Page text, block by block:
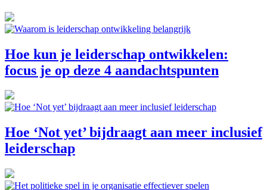
Hoe kun je leiderschap ontwikkelen:
focus je op deze 4 aandachtspunten
Hoe ‘Not yet’ bijdraagt aan meer inclusief
leiderschap